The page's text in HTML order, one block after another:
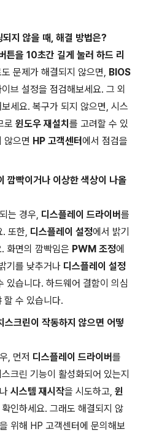
지 않을 때, 해결 방법은?
튼을 10초간 길게 눌러 하드 리
문제가 해결되지 않으면, BIOS
브 설정을 점검해보세요. 그 외
세요. 복구가 되지 않으면, 시스
로 윈도우 재설치 를 고려할 수 있
않으면 HP 고객센터에서 점검을
빡이거나 이상한 색상이 나올
는 경우, 디스플레이 드라이버를
. 또한, 디스플레이 설정에서 밝기
화면의 깜빡임은 PWM 조정에
기를 낮추거나 디스플레이 설정
있습니다. 하드웨어 결함이 의심
할 수 있습니다.
크린이 작동하지 않으면 어떻
, 먼저 디스플레이 드라이버를
크린 기능이 활성화되어 있는지
나 시스템 재시작을 시도하고, 윈
인하세요. 그래도 해결되지 않
을 위해 HP 고객센터에 문의해보